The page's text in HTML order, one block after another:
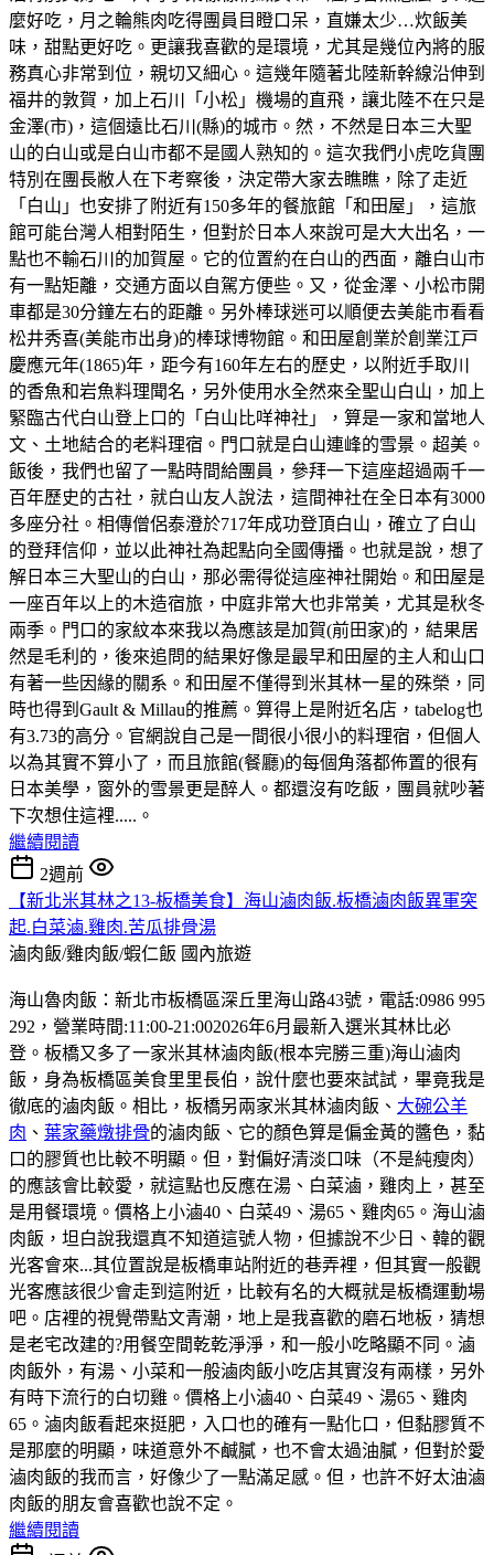
麼好吃，月之輪熊肉吃得團員目瞪口呆，直嫌太少…炊飯美
味，甜點更好吃。更讓我喜歡的是環境，尤其是幾位內將的服
務真心非常到位，親切又細心。這幾年隨著北陸新幹線沿伸到
福井的敦賀，加上石川「小松」機場的直飛，讓北陸不在只是
金澤(市)，這個遠比石川(縣)的城市。然，不然是日本三大聖
山的白山或是白山市都不是國人熟知的。這次我們小虎吃貨團
特別在團長敝人在下考察後，決定帶大家去瞧瞧，除了走近
「白山」也安排了附近有150多年的餐旅館「和田屋」，這旅
館可能台灣人相對陌生，但對於日本人來說可是大大出名，一
點也不輸石川的加賀屋。它的位置約在白山的西面，離白山市
有一點矩離，交通方面以自駕方便些。又，從金澤、小松市開
車都是30分鐘左右的距離。另外棒球迷可以順便去美能市看看
松井秀喜(美能市出身)的棒球博物館。和田屋創業於創業江戸
慶應元年(1865)年，距今有160年左右的歷史，以附近手取川
的香魚和岩魚料理聞名，另外使用水全然來全聖山白山，加上
緊臨古代白山登上口的「白山比咩神社」，算是一家和當地人
文、土地結合的老料理宿。門口就是白山連峰的雪景。超美。
飯後，我們也留了一點時間給團員，參拜一下這座超過兩千一
百年歷史的古社，就白山友人說法，這間神社在全日本有3000
多座分社。相傳僧侶泰澄於717年成功登頂白山，確立了白山
的登拜信仰，並以此神社為起點向全國傳播。也就是說，想了
解日本三大聖山的白山，那必需得從這座神社開始。和田屋是
一座百年以上的木造宿旅，中庭非常大也非常美，尤其是秋冬
兩季。門口的家紋本來我以為應該是加賀(前田家)的，結果居
然是毛利的，後來追問的結果好像是最早和田屋的主人和山口
有著一些因緣的關系。和田屋不僅得到米其林一星的殊榮，同
時也得到Gault & Millau的推薦。算得上是附近名店，tabelog也
有3.73的高分。官網說自己是一間很小很小的料理宿，但個人
以為其實不算小了，而且旅館(餐廳)的每個角落都佈置的很有
日本美學，窗外的雪景更是醉人。都還沒有吃飯，團員就吵著
下次想住這裡.....。
繼續閱讀
2週前
【新北米其林之13-板橋美食】海山滷肉飯.板橋滷肉飯異軍突
起.白菜滷.雞肉.苦瓜排骨湯
滷肉飯/雞肉飯/蝦仁飯 國內旅遊
海山魯肉飯：新北市板橋區深丘里海山路43號，電話:0986 995
292，營業時間:11:00-21:002026年6月最新入選米其林比必
登。板橋又多了一家米其林滷肉飯(根本完勝三重)海山滷肉
飯，身為板橋區美食里里長伯，說什麼也要來試試，畢竟我是
徹底的滷肉飯。相比，板橋另兩家米其林滷肉飯、 大碗公羊
肉 、 葉家藥燉排骨的滷肉飯、它的顏色算是偏金黃的醬色，黏
口的膠質也比較不明顯。但，對偏好清淡口味（不是純瘦肉）
的應該會比較愛，就這點也反應在湯、白菜滷，雞肉上，甚至
是用餐環境。價格上小滷40、白菜49、湯65、雞肉65。海山滷
肉飯，坦白說我還真不知道這號人物，但據說不少日、韓的觀
光客會來...其位置說是板橋車站附近的巷弄裡，但其實一般觀
光客應該很少會走到這附近，比較有名的大概就是板橋運動場
吧。店裡的視覺帶點文青潮，地上是我喜歡的磨石地板，猜想
是老宅改建的?用餐空間乾乾淨淨，和一般小吃略顯不同。滷
肉飯外，有湯、小菜和一般滷肉飯小吃店其實沒有兩樣，另外
有時下流行的白切雞。價格上小滷40、白菜49、湯65、雞肉
65。滷肉飯看起來挺肥，入口也的確有一點化口，但黏膠質不
是那麼的明顯，味道意外不鹹膩，也不會太過油膩，但對於愛
滷肉飯的我而言，好像少了一點滿足感。但，也許不好太油滷
肉飯的朋友會喜歡也說不定。
繼續閱讀